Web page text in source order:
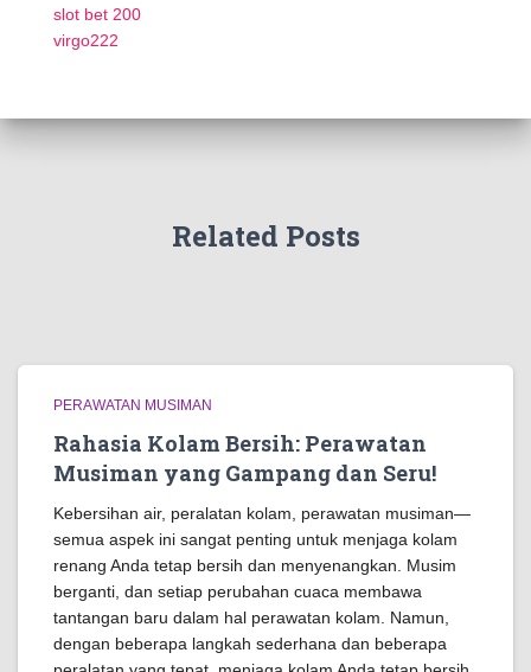
slot bet 200
virgo222
Related Posts
PERAWATAN MUSIMAN
Rahasia Kolam Bersih: Perawatan
Musiman yang Gampang dan Seru!
Kebersihan air, peralatan kolam, perawatan musiman—
semua aspek ini sangat penting untuk menjaga kolam
renang Anda tetap bersih dan menyenangkan. Musim
berganti, dan setiap perubahan cuaca membawa
tantangan baru dalam hal perawatan kolam. Namun,
dengan beberapa langkah sederhana dan beberapa